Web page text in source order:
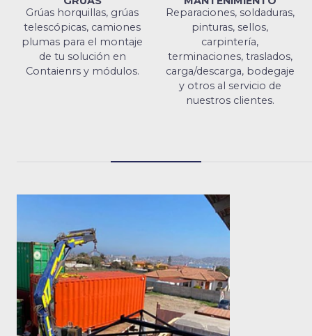
Grúas horquillas, grúas
telescópicas, camiones
plumas para el montaje
de tu solución en
Contaienrs y módulos.
Reparaciones, soldaduras,
pinturas, sellos,
carpintería,
terminaciones, traslados,
carga/descarga, bodegaje
y otros al servicio de
nuestros clientes.